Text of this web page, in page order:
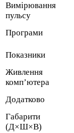
Вимірювання
пульсу
Програми
Показники
Живлення
комп’ютера
Додатково
Габарити
(Д×Ш×В)